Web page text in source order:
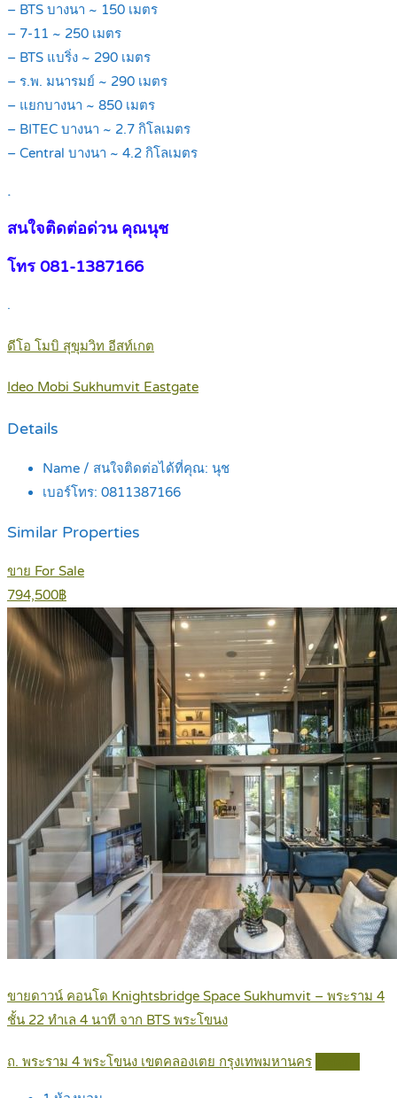
– BTS บางนา ~ 150 เมตร
– 7-11 ~ 250 เมตร
– BTS แบริ่ง ~ 290 เมตร
– ร.พ. มนารมย์ ~ 290 เมตร
– แยกบางนา ~ 850 เมตร
– BITEC บางนา ~ 2.7 กิโลเมตร
– Central บางนา ~ 4.2 กิโลเมตร
.
สนใจติดต่อด่วน คุณนุช
โทร 081-1387166
.
ดีโอ โมบิ สุขุมวิท อีสท์เกต
Ideo Mobi Sukhumvit Eastgate
Details
Name / สนใจติดต่อได้ที่คุณ: นุช
เบอร์โทร: 0811387166
Similar Properties
ขาย For Sale
794,500฿
ขายดาวน์ คอนโด Knightsbridge Space Sukhumvit – พระราม 4
ชั้น 22 ทำเล 4 นาที จาก BTS พระโขนง
ถ. พระราม 4 พระโขนง เขตคลองเตย กรุงเทพมหานคร